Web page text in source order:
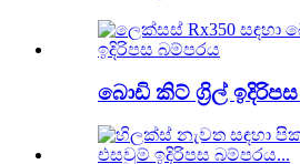
බොඩි කිට් ග්‍රිල්